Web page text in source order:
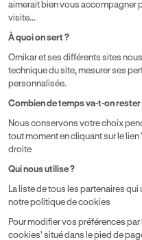
dans votre parcours
aimerait bien vous accompagner
visite...
À quoi on sert ?
Ornikar et ses différents sites
technique du site, mesurer ses
personnalisée.
Combien de temps va-t-on rester
Nous conservons votre choix
tout moment en cliquant sur le
droite
Qui nous utilise ?
La liste de tous les partenaires
notre politique de cookies
Pour modifier vos préférences
cookies' situé dans le pied de